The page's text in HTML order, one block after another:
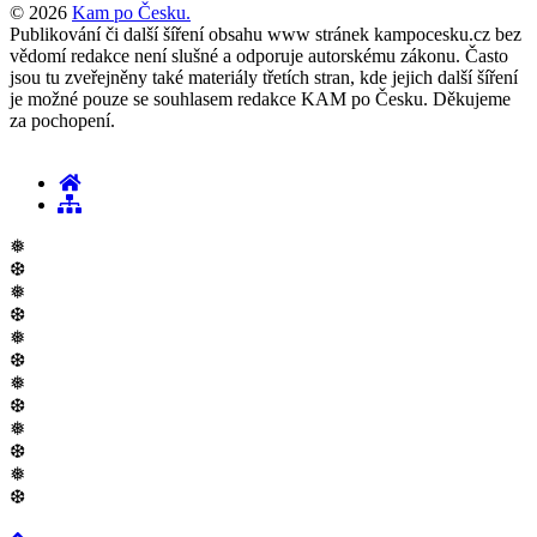
© 2026 Kam po Česku.
Publikování či další šíření obsahu www stránek kampocesku.cz bez
vědomí redakce není slušné a odporuje autorskému zákonu. Často
jsou tu zveřejněny také materiály třetích stran, kde jejich další šíření
je možné pouze se souhlasem redakce KAM po Česku. Děkujeme
za pochopení.
❅
❆
❅
❆
❅
❆
❅
❆
❅
❆
❅
❆